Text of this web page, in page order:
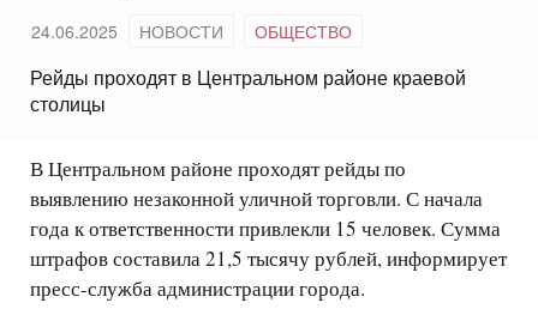
24.06.2025 НОВОСТИ ОБЩЕСТВО
Рейды проходят в Центральном районе краевой
столицы
В Центральном районе проходят рейды по
выявлению незаконной уличной торговли. С начала
года к ответственности привлекли 15 человек. Сумма
штрафов составила 21,5 тысячу рублей, информирует
пресс-служба администрации города.